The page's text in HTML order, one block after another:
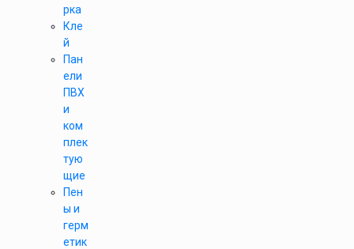
рка
Кле
й
Пан
ели
ПВХ
и
ком
плек
тую
щие
Пен
ы и
герм
етик